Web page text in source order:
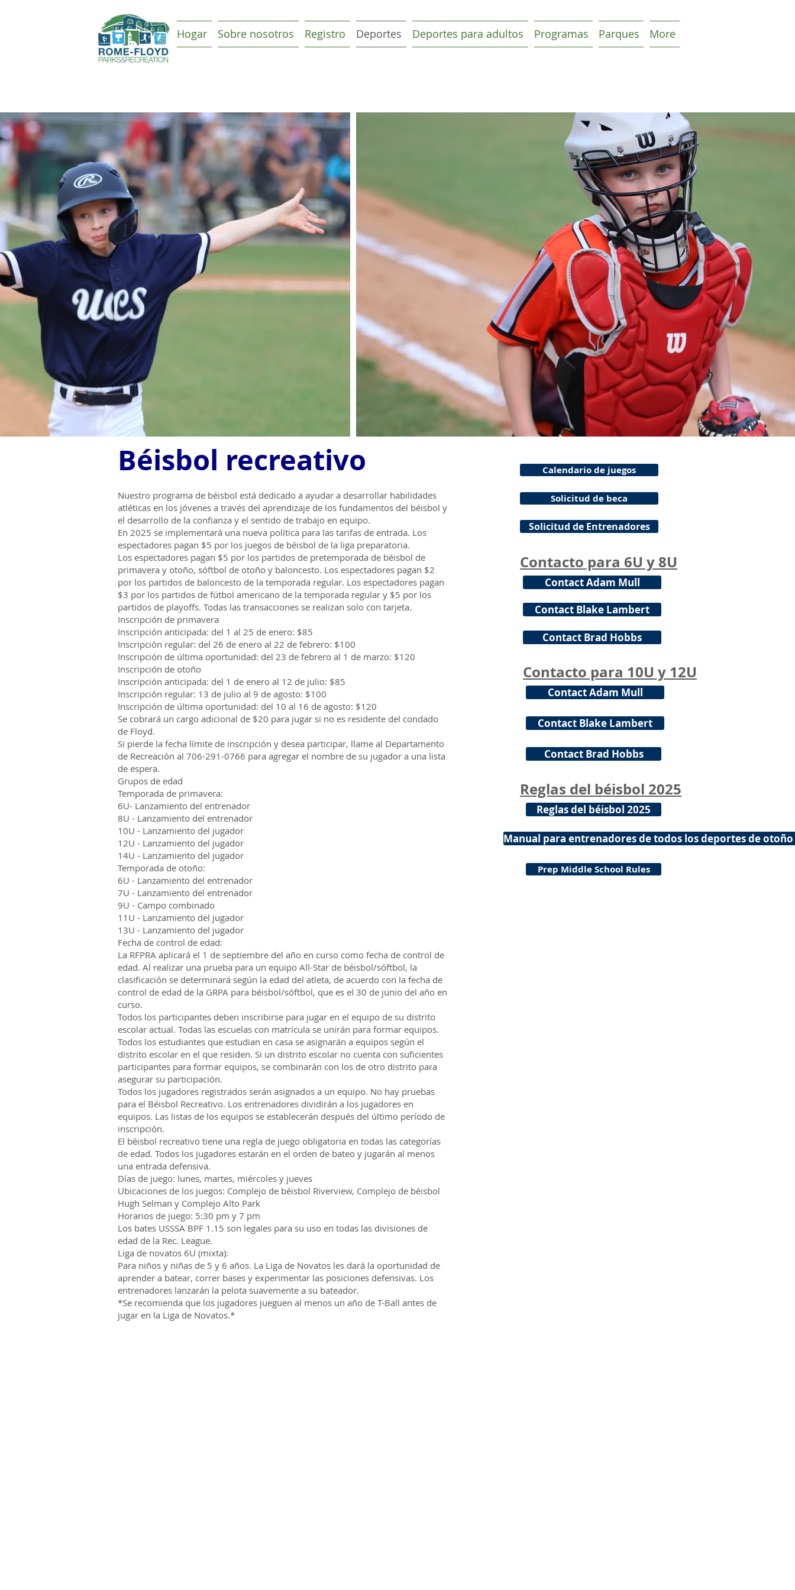
Hogar Sobre nosotros Registro Deportes Deportes para adultos Programas Parques More
Béisbol recreativo Calendario de juegos
Nuestro programa de béisbol está dedicado a ayudar a desarrollar habilidades
atléticas en los jóvenes a través del aprendizaje de los fundamentos del béisbol y
el desarrollo de la confianza y el sentido de trabajo en equipo.
En 2025 se implementará una nueva política para las tarifas de entrada. Los
espectadores pagan $5 por los juegos de béisbol de la liga preparatoria.
Los espectadores pagan $5 por los partidos de pretemporada de béisbol de
primavera y otoño, sóftbol de otoño y baloncesto. Los espectadores pagan $2
por los partidos de baloncesto de la temporada regular. Los espectadores pagan
$3 por los partidos de fútbol americano de la temporada regular y $5 por los
partidos de playoffs. Todas las transacciones se realizan solo con tarjeta.
Inscripción de primavera
Inscripción anticipada: del 1 al 25 de enero: $85
Inscripción regular: del 26 de enero al 22 de febrero: $100
Inscripción de última oportunidad: del 23 de febrero al 1 de marzo: $120
Inscripción de otoño
Inscripción anticipada: del 1 de enero al 12 de julio: $85
Inscripción regular: 13 de julio al 9 de agosto: $100
Inscripción de última oportunidad: del 10 al 16 de agosto: $120
Se cobrará un cargo adicional de $20 para jugar si no es residente del condado
de Floyd.
Si pierde la fecha límite de inscripción y desea participar, llame al Departamento
de Recreación al 706-291-0766 para agregar el nombre de su jugador a una lista
de espera.
Grupos de edad
Temporada de primavera:
6U- Lanzamiento del entrenador
8U - Lanzamiento del entrenador
10U - Lanzamiento del jugador
12U - Lanzamiento del jugador
14U - Lanzamiento del jugador
Temporada de otoño:
6U - Lanzamiento del entrenador
7U - Lanzamiento del entrenador
9U - Campo combinado
11U - Lanzamiento del jugador
13U - Lanzamiento del jugador
Fecha de control de edad:
La RFPRA aplicará el 1 de septiembre del año en curso como fecha de control de
edad. Al realizar una prueba para un equipo All-Star de béisbol/sóftbol, la
clasificación se determinará según la edad del atleta, de acuerdo con la fecha de
control de edad de la GRPA para béisbol/sóftbol, que es el 30 de junio del año en
curso.
Todos los participantes deben inscribirse para jugar en el equipo de su distrito
escolar actual. Todas las escuelas con matrícula se unirán para formar equipos.
Todos los estudiantes que estudian en casa se asignarán a equipos según el
distrito escolar en el que residen. Si un distrito escolar no cuenta con suficientes
participantes para formar equipos, se combinarán con los de otro distrito para
asegurar su participación.
Todos los jugadores registrados serán asignados a un equipo. No hay pruebas
para el Béisbol Recreativo. Los entrenadores dividirán a los jugadores en
equipos. Las listas de los equipos se establecerán después del último período de
inscripción.
El béisbol recreativo tiene una regla de juego obligatoria en todas las categorías
de edad. Todos los jugadores estarán en el orden de bateo y jugarán al menos
una entrada defensiva.
Días de juego: lunes, martes, miércoles y jueves
Ubicaciones de los juegos: Complejo de béisbol Riverview, Complejo de béisbol
Hugh Selman y Complejo Alto Park
Horarios de juego: 5:30 pm y 7 pm
Los bates USSSA BPF 1.15 son legales para su uso en todas las divisiones de
edad de la Rec. League.
Liga de novatos 6U (mixta):
Para niños y niñas de 5 y 6 años. La Liga de Novatos les dará la oportunidad de
aprender a batear, correr bases y experimentar las posiciones defensivas. Los
entrenadores lanzarán la pelota suavemente a su bateador.
*Se recomienda que los jugadores jueguen al menos un año de T-Ball antes de
jugar en la Liga de Novatos.*
Solicitud de beca
Solicitud de Entrenadores
Contacto para 6U y 8U
Contact Adam Mull
Contact Blake Lambert
Contact Brad Hobbs
Contacto para 10U y 12U
Contact Adam Mull
Contact Blake Lambert
Contact Brad Hobbs
Reglas del béisbol 2025
Reglas del béisbol 2025
Manual para entrenadores de todos los deportes de otoño
Prep Middle School Rules